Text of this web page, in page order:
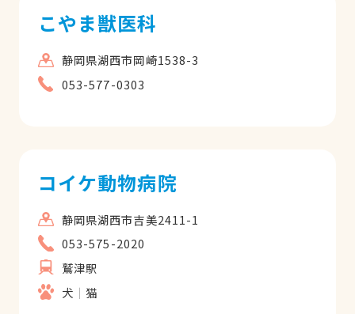
こやま獣医科
静岡県湖西市岡崎1538-3
053-577-0303
コイケ動物病院
静岡県湖西市吉美2411-1
053-575-2020
鷲津駅
犬
猫